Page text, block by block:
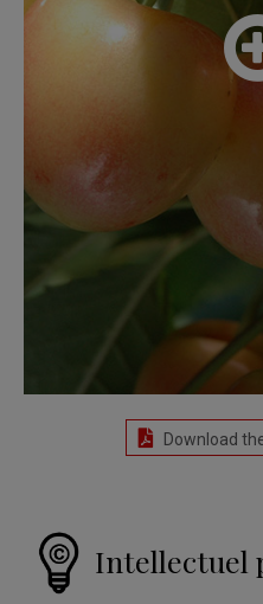
Download
Intellectuel